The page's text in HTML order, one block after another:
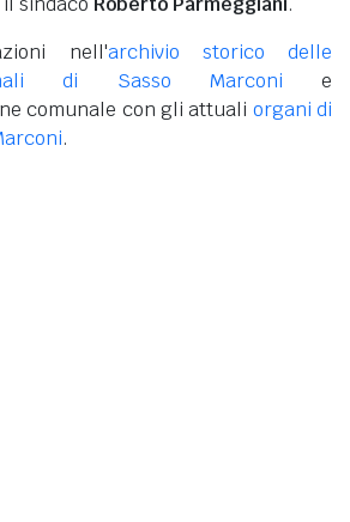
nell'archivio storico delle
di Sasso Marconi e
comunale con gli attuali organi di
.